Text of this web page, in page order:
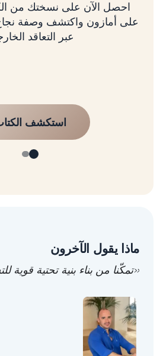
ماذا يقول الآخرون
«تمكّنا من بناء بنية تحتية قوية